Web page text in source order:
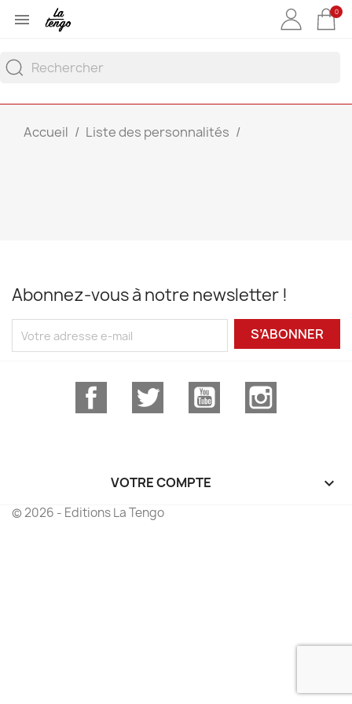
 0
Accueil Liste des personnalités
Abonnez-vous à notre newsletter !
S’ABONNER
Facebook Twitter YouTube
VOTRE COMPTE 
© 2026 - Editions La Tengo